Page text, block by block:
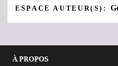
ESPACE AUTEUR(S):
À PROPOS